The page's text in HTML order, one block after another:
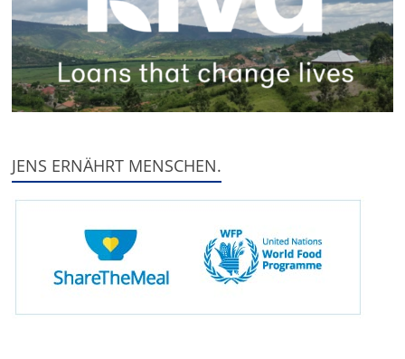
JENS ERNÄHRT MENSCHEN.